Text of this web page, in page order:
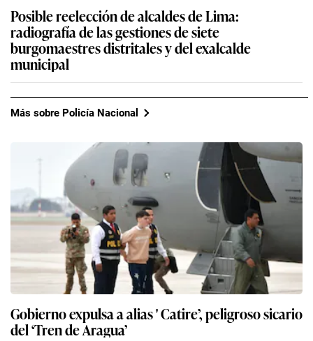
Posible reelección de alcaldes de Lima:
radiografía de las gestiones de siete
burgomaestres distritales y del exalcalde
municipal
Más sobre Policía Nacional
Gobierno expulsa a alias ' Catire’, peligroso sicario
del ‘Tren de Aragua’